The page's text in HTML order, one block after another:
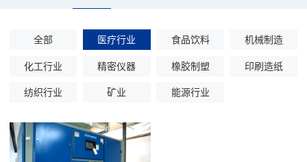
全部 医疗行业 食品饮料 机械制造
化工行业 精密仪器 橡胶制塑 印刷造纸
纺织行业 矿业 能源行业